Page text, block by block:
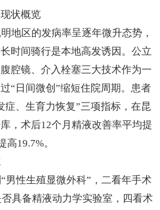
状概览
地区的发病率呈逐年微升态势，
时间骑行是本地高发诱因。公立
腔镜、介入栓塞三大技术作为一
“日间微创”缩短住院周期。患者
症、生育力恢复”三项指标，在昆
，术后12个月精液改善率平均提
19.7%。
男性生殖显微外科”，二看年手术
具备精液动力学实验室，四看术